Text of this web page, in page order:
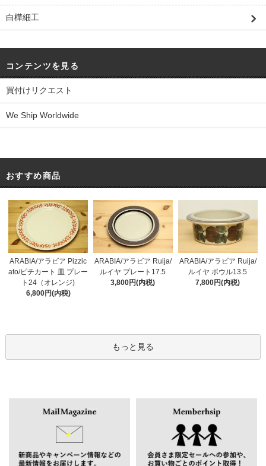
白樺細工
コンテンツを見る
買付けリクエスト
We Ship Worldwide
おすすめ商品
ARABIA/アラビア Pizzic
ato/ピチカート 皿 プレー
ト24（オレンジ)
6,800円(内税)
ARABIA/アラビア Ruija/
ルイヤ プレート17.5
3,800円(内税)
ARABIA/アラビア Ruija/
ルイヤ ボウル13.5
7,800円(内税)
もっと見る